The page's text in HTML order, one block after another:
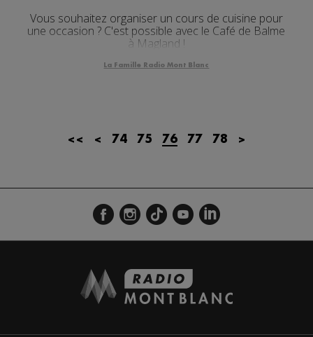
Vous souhaitez organiser un cours de cuisine pour
une occasion ? C'est possible avec le Café de Balme
à Magland !
La Famille Radio Mont Blanc
<< < 74 75 76 77 78 >